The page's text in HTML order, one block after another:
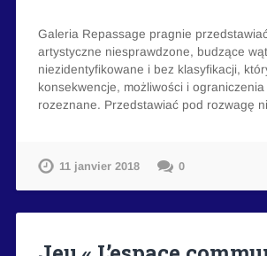
Galeria Repassage pragnie
artystyczne niesprawdzone, budzące
niezidentyfikowane i bez klasyfikacji,
konsekwencje, możliwości i ograniczenia
rozeznane. Przedstawiać pod rozwagę
11 janvier 2018 0